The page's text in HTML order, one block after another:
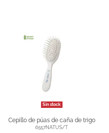
Sin stock
Cepillo de púas de caña de trigo
6557NATUS/T